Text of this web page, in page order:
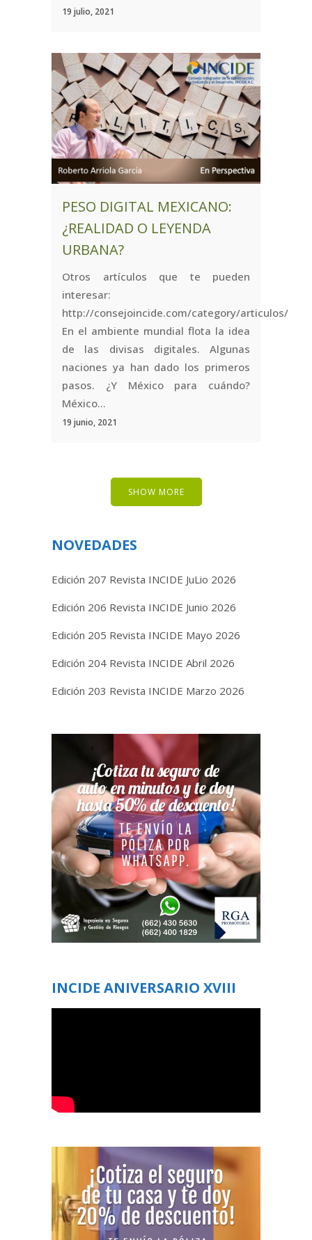
19 julio, 2021
PESO DIGITAL MEXICANO:
¿REALIDAD O LEYENDA
URBANA?
Otros artículos que te pueden
interesar:
http://consejoincide.com/category/articulos/
En el ambiente mundial flota la idea
de las divisas digitales. Algunas
naciones ya han dado los primeros
pasos. ¿Y México para cuándo?
México...
19 junio, 2021
SHOW MORE
NOVEDADES
Edición 207 Revista INCIDE JuLio 2026
Edición 206 Revista INCIDE Junio 2026
Edición 205 Revista INCIDE Mayo 2026
Edición 204 Revista INCIDE Abril 2026
Edición 203 Revista INCIDE Marzo 2026
INCIDE ANIVERSARIO XVIII